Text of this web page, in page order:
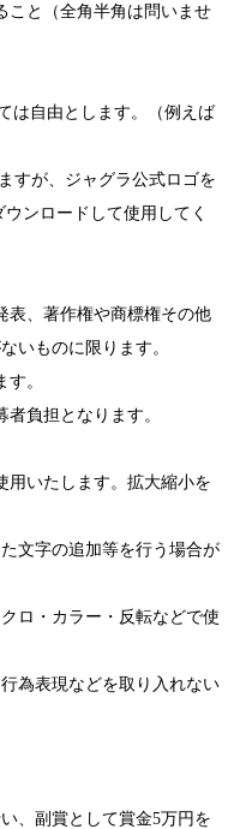
こと（全角半角は問いませ
は自由とします。（例えば
すが、ジャグラ公式ロゴを
ンロードして使用してく
表、著作権や商標権その他
いものに限ります。
。
負担となります。
用いたします。拡大縮小を
文字の追加等を行う場合が
ロ・カラー・反転などで使
為表現などを取り入れない
、副賞として賞金5万円を